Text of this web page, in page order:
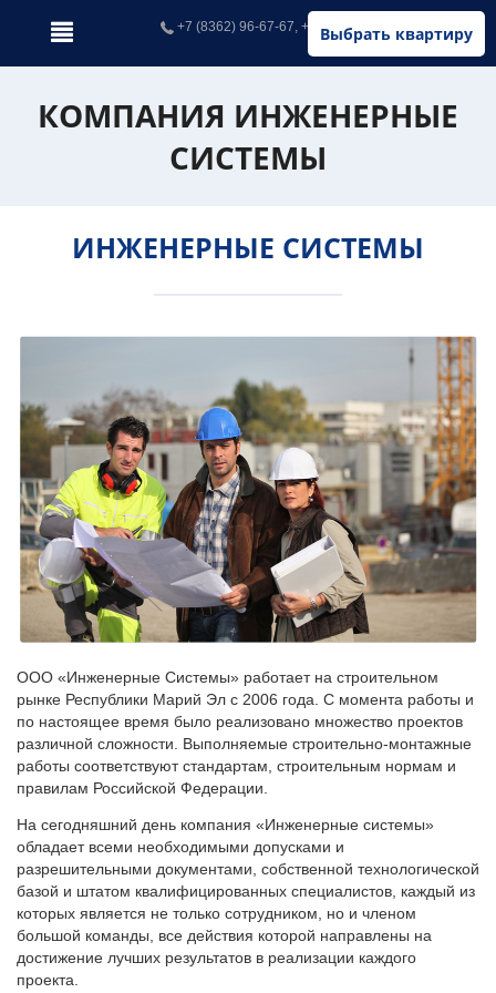
Выбрать квартиру
+7 (8362) 96-67-67, +7 (902) 326-67-67
КОМПАНИЯ ИНЖЕНЕРНЫЕ
СИСТЕМЫ
ИНЖЕНЕРНЫЕ СИСТЕМЫ
ООО «Инженерные Системы» работает на строительном
рынке Республики Марий Эл с 2006 года. С момента работы и
по настоящее время было реализовано множество проектов
различной сложности. Выполняемые строительно-монтажные
работы соответствуют стандартам, строительным нормам и
правилам Российской Федерации.
На сегодняшний день компания «Инженерные системы»
обладает всеми необходимыми допусками и
разрешительными документами, собственной технологической
базой и штатом квалифицированных специалистов, каждый из
которых является не только сотрудником, но и членом
большой команды, все действия которой направлены на
достижение лучших результатов в реализации каждого
проекта.